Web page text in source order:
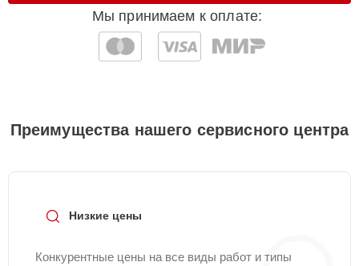
Мы принимаем к оплате:
Преимущества нашего сервисного центра
Низкие цены
Конкурентные цены на все виды работ и типы